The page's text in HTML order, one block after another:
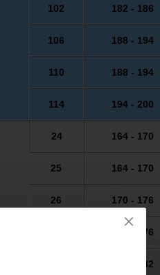
102 182 - 186
106 188 - 194
110 188 - 194
114 194 - 200
24 164 - 170
25 164 - 170
26 170 - 176
170 - 176
176 - 182